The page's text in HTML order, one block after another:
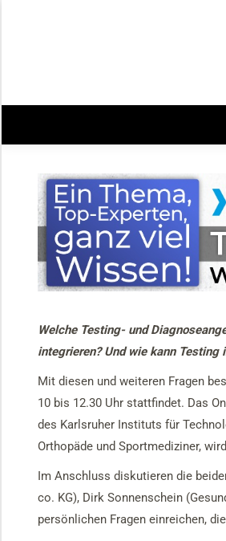
Welche Testing- und
integrieren? Und wie kann Testing
Mit diesen und weiteren Fragen
10 bis 12.30 Uhr stattfindet. Das
des Karlsruher Instituts für
Orthopäde und Sportmediziner,
Im Anschluss diskutieren die
co. KG), Dirk Sonnenschein
persönlichen Fragen einreichen,